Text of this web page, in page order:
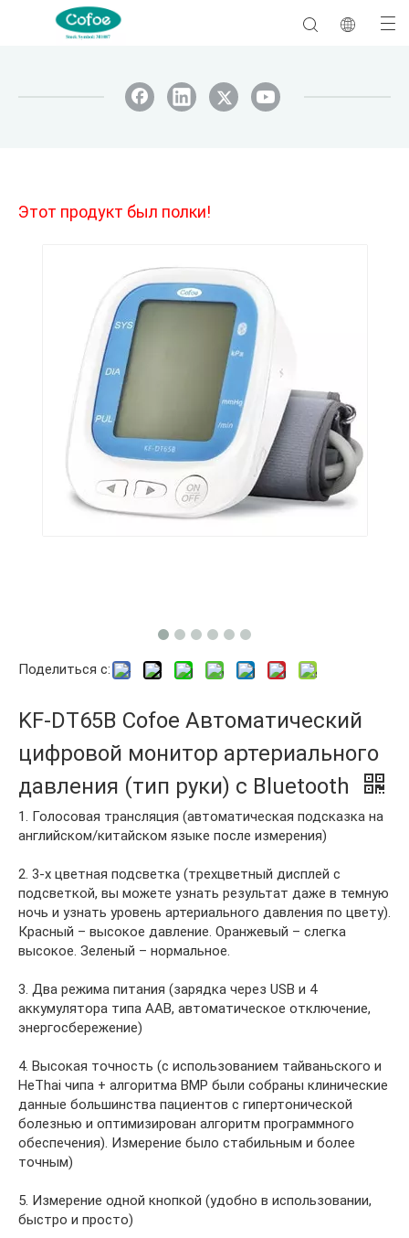
Этот продукт был полки!
Поделиться с:
KF-DT65B Cofoe Автоматический
цифровой монитор артериального
давления (тип руки) с Bluetooth
1. Голосовая трансляция (автоматическая подсказка на
английском/китайском языке после измерения)
2. 3-х цветная подсветка (трехцветный дисплей с
подсветкой, вы можете узнать результат даже в темную
ночь и узнать уровень артериального давления по цвету).
Красный – высокое давление. Оранжевый – слегка
высокое. Зеленый – нормальное.
3. Два режима питания (зарядка через USB и 4
аккумулятора типа AAB, автоматическое отключение,
энергосбережение)
4. Высокая точность (с использованием тайваньского и
HeThai чипа + алгоритма BMP были собраны клинические
данные большинства пациентов с гипертонической
болезнью и оптимизирован алгоритм программного
обеспечения). Измерение было стабильным и более
точным)
5. Измерение одной кнопкой (удобно в использовании,
быстро и просто)